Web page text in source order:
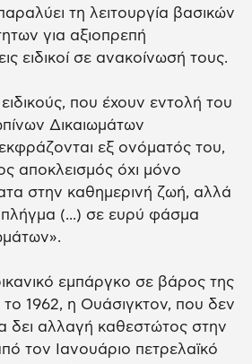
τη λειτουργία βασικών
για αξιοπρεπή
ειδικοί σε ανακοίνωσή τους.
που έχουν εντολή του
Δικαιωμάτων
εξ ονόματός του,
αποκλεισμός όχι μόνο
στην καθημερινή ζωή, αλλά
πλήγμα (...) σε ευρύ φάσμα
εμπάργκο σε βάρος της
1962, η Ουάσιγκτον, που δεν
δει αλλαγή καθεστώτος στην
τον Ιανουάριο πετρελαϊκό